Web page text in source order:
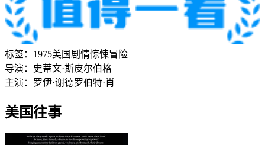
标签： 1975美国 剧情惊悚冒险
导演：
史蒂文·斯皮尔伯格
主演： 罗伊·谢德罗伯特·肖
美国往事